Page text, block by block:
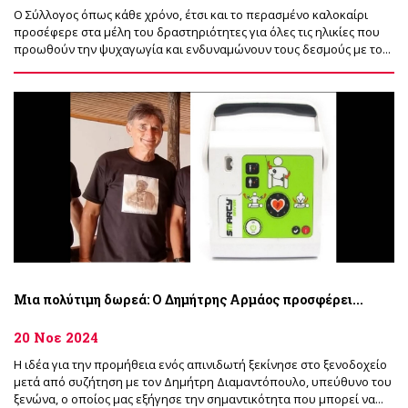
Ο Σύλλογος όπως κάθε χρόνο, έτσι και το περασμένο καλοκαίρι
προσέφερε στα μέλη του δραστηριότητες για όλες τις ηλικίες που
προωθούν την ψυχαγωγία και ενδυναμώνουν τους δεσμούς με το...
Μια πολύτιμη δωρεά: Ο Δημήτρης Αρμάος προσφέρει...
20 Νοε 2024
Η ιδέα για την προμήθεια ενός απινιδωτή ξεκίνησε στο ξενοδοχείο
μετά από συζήτηση με τον Δημήτρη Διαμαντόπουλο, υπεύθυνο του
ξενώνα, ο οποίος μας εξήγησε την σημαντικότητα που μπορεί να...